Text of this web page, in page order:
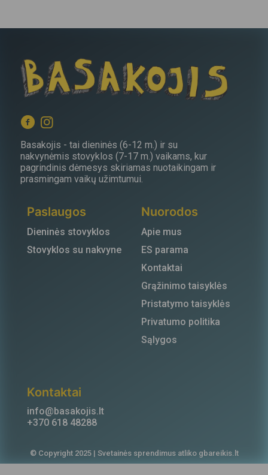
Basakojis - tai dieninės (6-12 m.) ir su
nakvynėmis stovyklos (7-17 m.) vaikams, kur
pagrindinis dėmesys skiriamas nuotaikingam ir
prasmingam vaikų užimtumui.
Paslaugos
Dieninės stovyklos
Stovyklos su nakvyne
Nuorodos
Apie mus
ES parama
Kontaktai
Grąžinimo taisyklės
Pristatymo taisyklės
Privatumo politika
Sąlygos
Kontaktai
info@basakojis.lt
+370 618 48288
© Copyright 2025 | Svetainės sprendimus atliko gbareikis.lt